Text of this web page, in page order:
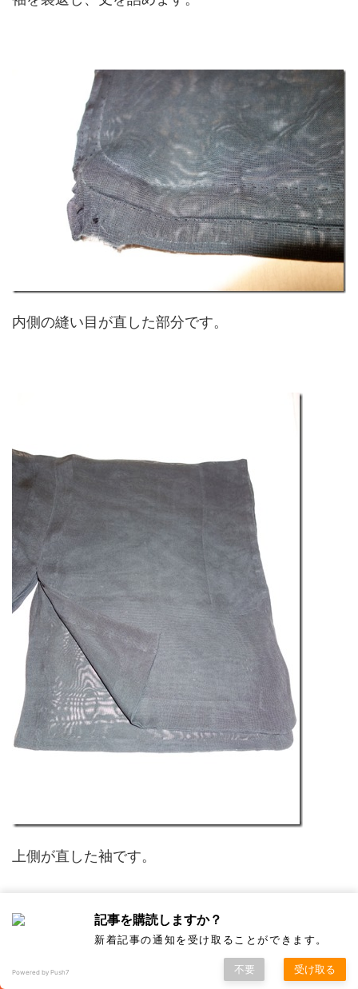
内側の縫い目が直した部分です。
上側が直した袖です。
記事を購読しますか？
新着記事の通知を受け取ることができます。
Powered by Push7 不要 受け取る